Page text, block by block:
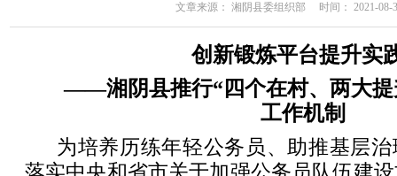
文章来源： 湘阴县委组织部 时间： 2021-08-
创新锻炼平台提升实
——湘阴县推行“四个在村、两大提
工作机制
为培养历练年轻公务员、助推基层